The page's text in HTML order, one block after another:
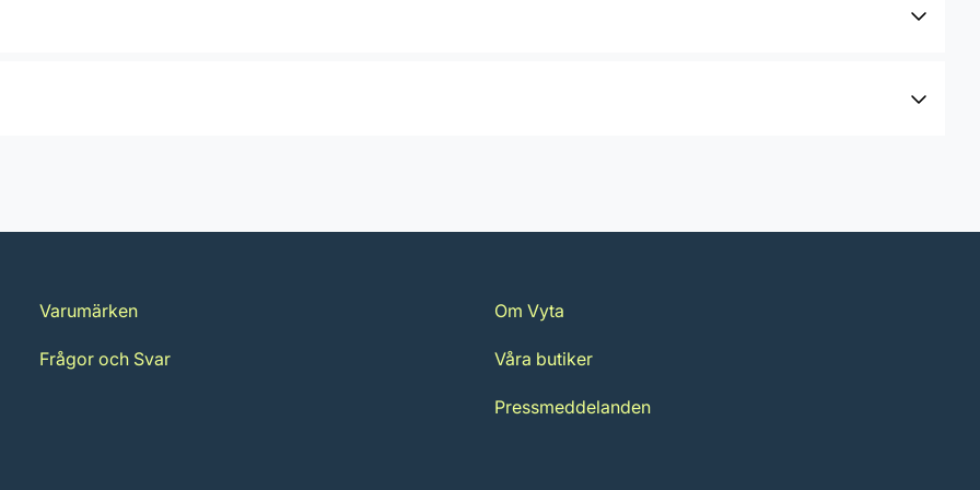
Varumärken
Frågor och Svar
Om Vyta
Våra butiker
Pressmeddelanden